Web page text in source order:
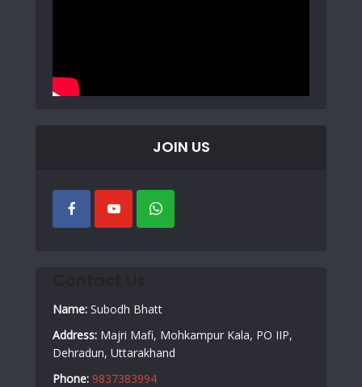
JOIN US
Name: Subodh Bhatt
Address: Majri Mafi, Mohkampur Kala, PO IIP,
Dehradun, Uttarakhand
Phone: 9837383994